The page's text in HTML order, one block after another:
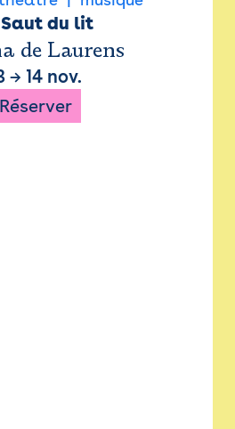
Saut du lit
de Laurens
→ 14 nov.
Réserver